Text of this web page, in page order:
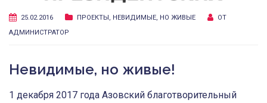
25.02.2016 ПРОЕКТЫ НЕВИДИМЫЕ, НО ЖИВЫЕ
ОТ
АДМИНИСТРАТОР
Невидимые, но живые!
1 декабря 2017 года Азовский благотворительный